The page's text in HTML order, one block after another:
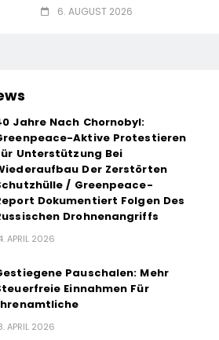
6. AUGUST 2026
Jahre Nach Chornobyl:
Aktive Protestieren
Unterstützung Bei
Der Zerstörten
/ Greenpeace-
Dokumentiert Folgen Des
Drohnenangriffs
APRIL 2026
Pauschalen: Mehr
Einnahmen Für
APRIL 2026